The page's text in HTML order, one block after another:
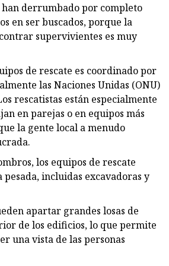
han derrumbado por completo
en ser buscados, porque la
supervivientes es muy
de rescate es coordinado por
las Naciones Unidas (ONU)
rescatistas están especialmente
en parejas o en equipos más
la gente local a menudo
los equipos de rescate
incluidas excavadoras y
apartar grandes losas de
de los edificios, lo que permite
una vista de las personas